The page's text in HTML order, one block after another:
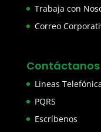
Trabaja con
Correo
Contáctanos
Lineas
PQRS
Escríbenos